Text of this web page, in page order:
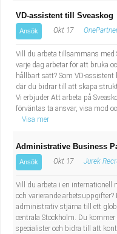
VD-assistent till Sveaskog
Ansök Okt 17
Vill du arbeta tillsammans med
varje dag arbetar för att bruka
hållbart sätt? Som VD-assistent
där du bidrar till att skapa
Vi erbjuder Att arbeta på
förväntas ta ansvar, visa mod
Visa mer
Administrative Business
Ansök Okt 17 Jurek
Vill du arbeta i en internationell
och varierande
administrativ stjärna till ett
centrala Stockholm. Du
specialister och bidra till att